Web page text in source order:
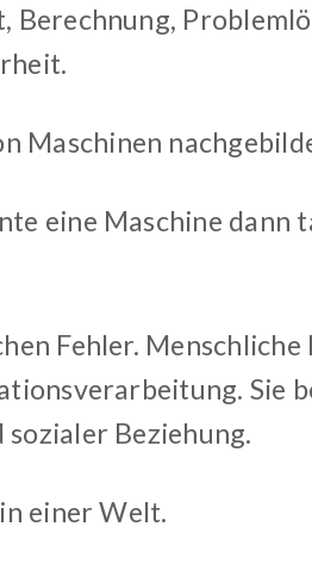
Maschinen
eine Maschine dann
Fehler. Menschliche
Sie
Beziehung.
einer Welt.